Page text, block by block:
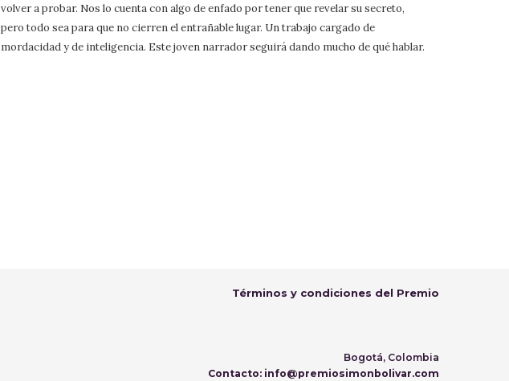
volver a probar. Nos lo cuenta con algo de enfado por tener que revelar su secreto,
pero todo sea para que no cierren el entrañable lugar. Un trabajo cargado de
mordacidad y de inteligencia. Este joven narrador seguirá dando mucho de qué hablar.
Términos y condiciones del Premio
Bogotá, Colombia
Contacto: info@premiosimonbolivar.com